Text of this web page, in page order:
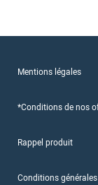
Mentions légales
*Conditions de nos
Rappel produit
Conditions